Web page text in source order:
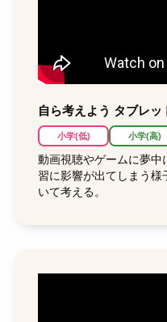
自ら考えよう タブレッ
小学(低) 小学(高)
動画視聴やゲームに夢中
習に影響が出てしまう様
いて考える。